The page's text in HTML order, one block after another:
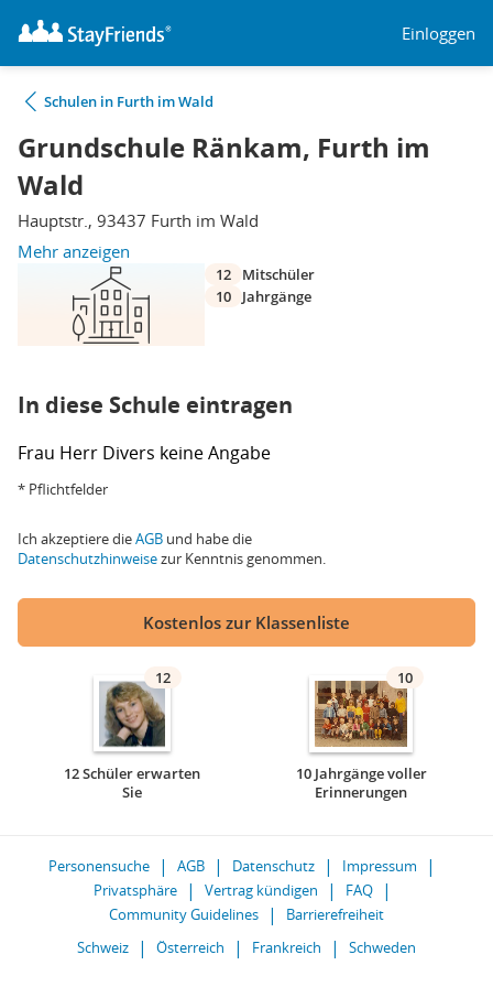
Einloggen
Schulen in Furth im Wald
Grundschule Ränkam, Furth im
Wald
Hauptstr., 93437 Furth im Wald
Mehr anzeigen
12
Mitschüler
10
Jahrgänge
In diese Schule eintragen
Frau Herr Divers keine Angabe
* Pflichtfelder
Ich akzeptiere dieAGB und habe die
Datenschutzhinweisezur Kenntnis genommen.
Kostenlos zur Klassenliste
12
12 Schüler erwarten
Sie
10
10 Jahrgänge voller
Erinnerungen
Personensuche AGB Datenschutz
Impressum
Privatsphäre
Vertrag kündigen
FAQ
Community Guidelines
Barrierefreiheit
Schweiz
Österreich Frankreich Schweden